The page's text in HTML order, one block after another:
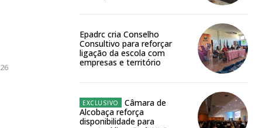
Epadrc cria Conselho
Consultivo para reforçar
ligação da escola com
empresas e território
Câmara de
Alcobaça reforça
disponibilidade para